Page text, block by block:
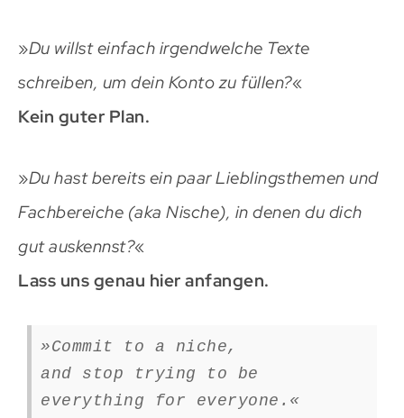
»Du willst einfach irgendwelche Texte
schreiben, um dein Konto zu füllen?«
Kein guter Plan.
»Du hast bereits ein paar Lieblingsthemen und
Fachbereiche (aka Nische), in denen du dich
gut auskennst?«
Lass uns genau hier anfangen.
»Commit to a niche,
and stop trying to be
everything for everyone.«